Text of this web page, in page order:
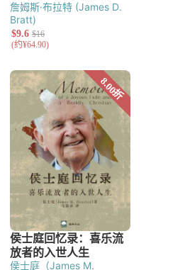
詹姆斯·布拉特 (James D.
Bratt)
侯士庭（James M.